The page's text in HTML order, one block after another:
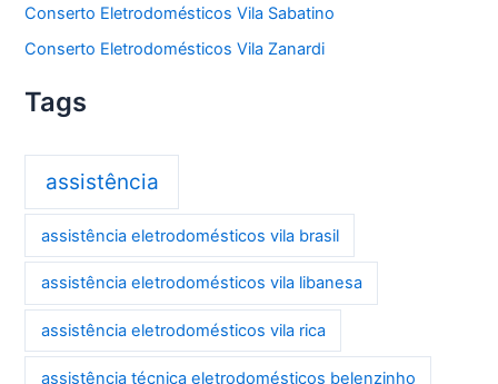
Conserto Eletrodomésticos Vila Sabatino
Conserto Eletrodomésticos Vila Zanardi
Tags
assistência
assistência eletrodomésticos vila brasil
assistência eletrodomésticos vila libanesa
assistência eletrodomésticos vila rica
assistência técnica eletrodomésticos belenzinho